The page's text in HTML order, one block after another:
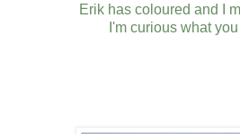
Erik has coloured and I
I'm curious what